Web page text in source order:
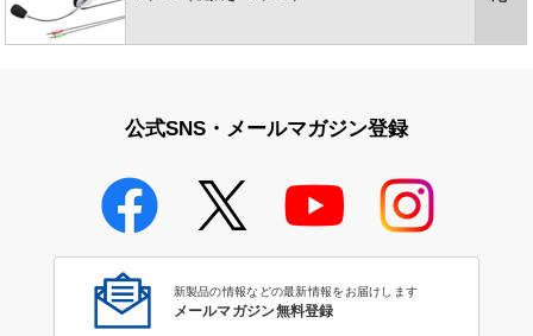
公式SNS・メールマガジン登録
新製品の情報などの最新情報をお届けします
メールマガジン無料登録